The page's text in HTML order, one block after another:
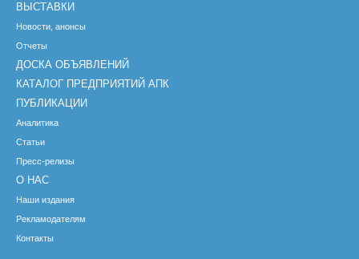
ВЫСТАВКИ
Новости, анонсы
Отчеты
ДОСКА ОБЪЯВЛЕНИЙ
КАТАЛОГ ПРЕДПРИЯТИЙ АПК
ПУБЛИКАЦИИ
Аналитика
Статьи
Пресс-релизы
О НАС
Наши издания
Рекламодателям
Контакты